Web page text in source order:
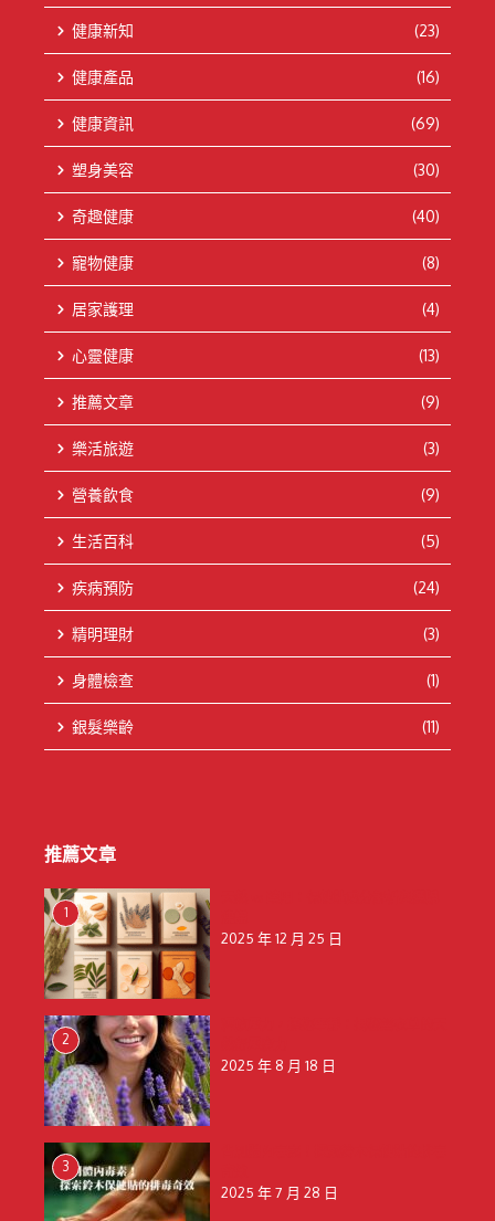
健康新知 (23)
健康產品 (16)
健康資訊 (69)
塑身美容 (30)
奇趣健康 (40)
寵物健康 (8)
居家護理 (4)
心靈健康 (13)
推薦文章 (9)
樂活旅遊 (3)
營養飲食 (9)
生活百科 (5)
疾病預防 (24)
精明理財 (3)
身體檢查 (1)
銀髮樂齡 (11)
推薦文章
1
2025 年 12 月 25 日
2
2025 年 8 月 18 日
3
2025 年 7 月 28 日